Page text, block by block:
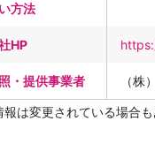
方法
HP
・提供事業者 （株
は変更されている場合